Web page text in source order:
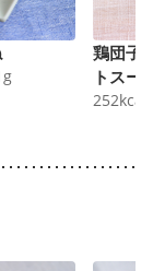
g
鶏団子
トスー
252kcal